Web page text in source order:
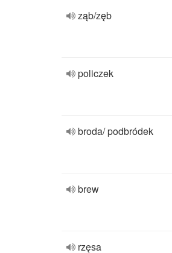
ząb/zęb
policzek
broda/ podbródek
brew
rzęsa